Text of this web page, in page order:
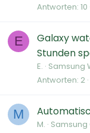
Antworten 10
E
Galaxy
Stunden
E. Samsung
Antworten 2
M
M. Samsung